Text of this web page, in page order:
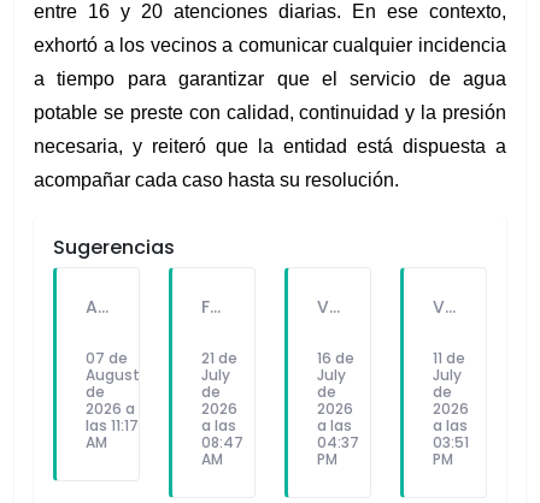
entre 16 y 20 atenciones diarias. En ese contexto,
exhortó a los vecinos a comunicar cualquier incidencia
a tiempo para garantizar que el servicio de agua
potable se preste con calidad, continuidad y la presión
necesaria, y reiteró que la entidad está dispuesta a
acompañar cada caso hasta su resolución.
Sugerencias
A PEDIDO DEL PÚBLICO: "SEX Y DINERO" EL NUEVO SINGLE DE FATKINGBULLA
07 de
August
de
2026 a
las 11:17
AM
FALLECE FORTUNATO CHUQUITAYPE ANDRADE, “EL CHOLO”, REFERENTE DE LA SOLIDARIDAD Y LA CULTURA EN VILLA EL SALVADOR
21 de
July
de
2026
a las
08:47
AM
VILLA EL SALVADOR RECIBE A ANA CORREA PARA PRESENTAR LIBRO SOBRE MEMORIA, TEATRO Y RESISTENCIA DURANTE EL CONFLICTO ARMADO INTERNO.
16 de
July
de
2026
a las
04:37
PM
VILLA EL SALVADOR: EL ALCALDE GUIDO IÑIGO PERALTA PRIORIZÓ CONCIERTO DE SOMOS PERÚ Y NO ASISTIÓ AL DESFILE ESCOLAR CÍVICO CULTURAL 2026
11 de
July
de
2026
a las
03:51
PM